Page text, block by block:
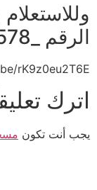
الرقم _0545660578
rK9z0eu2T6E
اترك
يجب أنت تكون